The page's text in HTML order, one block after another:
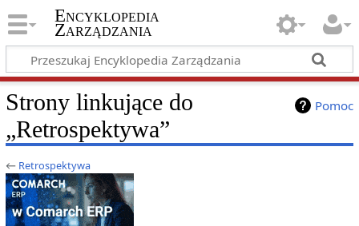
Encyklopedia
Zarządzania
Pomoc
Strony linkujące do
„Retrospektywa”
← Retrospektywa